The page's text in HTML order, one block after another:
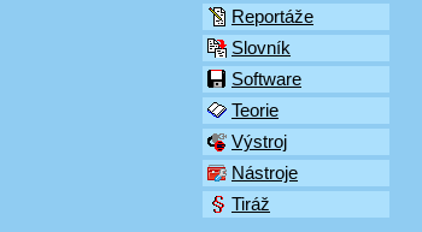
Reportáže
Slovník
Software
Teorie
Výstroj
Nástroje
Tiráž